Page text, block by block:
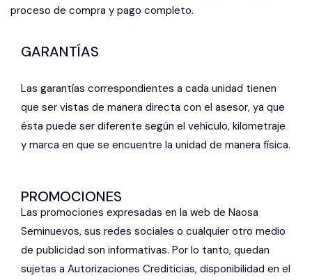
proceso de compra y pago completo.
GARANTÍAS
Las garantías correspondientes a cada unidad tienen
que ser vistas de manera directa con el asesor, ya que
ésta puede ser diferente según el vehículo, kilometraje
y marca en que se encuentre la unidad de manera física.
PROMOCIONES
Las promociones expresadas en la web de Naosa
Seminuevos, sus redes sociales o cualquier otro medio
de publicidad son informativas. Por lo tanto, quedan
sujetas a Autorizaciones Crediticias, disponibilidad en el